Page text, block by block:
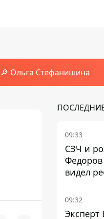
🔎 Ольга Стефанишина
09:33
СЗЧ и
видел
09:32
Эксперт